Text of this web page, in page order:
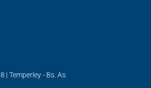
| Temperley - Bs. As.